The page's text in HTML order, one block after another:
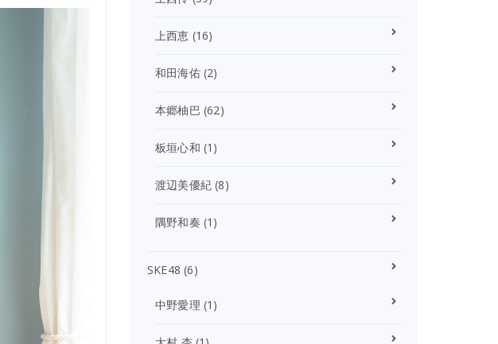
上西恵 (16)
和田海佑(2)
本郷柚巴 (62)
板垣心和 (1)
渡辺美優紀 (8)
隅野和奏 (1)
SKE48 (6)
中野愛理 (1)